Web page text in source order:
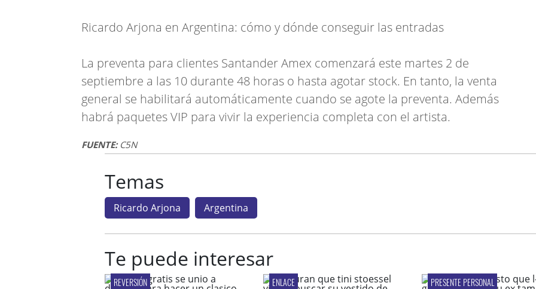
Ricardo Arjona en Argentina: cómo y dónde conseguir las entradas
La preventa para clientes Santander Amex comenzará este martes 2 de
septiembre a las 10 durante 48 horas o hasta agotar stock. En tanto, la venta
general se habilitará automáticamente cuando se agote la preventa. Además
habrá paquetes VIP para vivir la experiencia completa con el artista.
FUENTE:C5N
Temas
Ricardo Arjona Argentina
Te puede interesar
REVERSIÓN ENLACE PRESENTE PERSONAL